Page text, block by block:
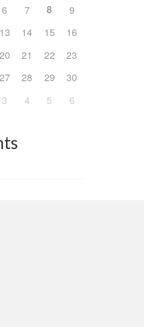
6 7 8
9
13 14 15
16
20 21 22
23
27 28 29
30
3 4 5 6